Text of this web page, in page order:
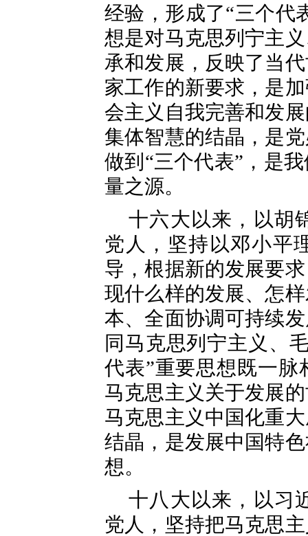
经验，形成了“三个代
想是对马克思列宁主
承和发展，反映了当
家工作的新要求，是
会主义自我完善和发
集体智慧的结晶，是
做到“三个代表”，是
量之源。
十六大以来，以胡
党人，坚持以邓小平
导，根据新的发展要
现什么样的发展、怎
本、全面协调可持续
同马克思列宁主义、
代表”重要思想既一
马克思主义关于发展
马克思主义中国化重
结晶，是发展中国特
想。
十八大以来，以习
党人，坚持把马克思